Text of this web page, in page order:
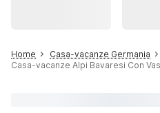
Home Casa-vacanze Germania
Casa-vacanze Alpi Bavaresi Con